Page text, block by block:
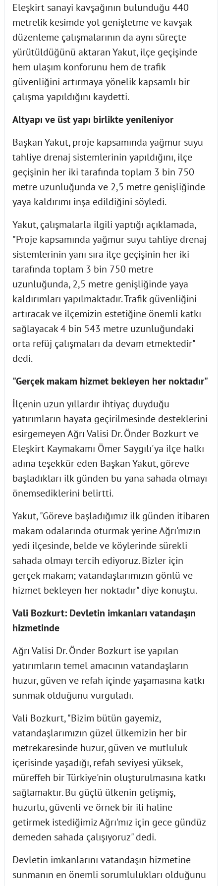
Eleşkirt sanayi kavşağının bulunduğu 440
metrelik kesimde yol genişletme ve kavşak
düzenleme çalışmalarının da aynı süreçte
yürütüldüğünü aktaran Yakut, ilçe geçişinde
hem ulaşım konforunu hem de trafik
güvenliğini artırmaya yönelik kapsamlı bir
çalışma yapıldığını kaydetti.
Altyapı ve üst yapı birlikte yenileniyor
Başkan Yakut, proje kapsamında yağmur suyu
tahliye drenaj sistemlerinin yapıldığını, ilçe
geçişinin her iki tarafında toplam 3 bin 750
metre uzunluğunda ve 2,5 metre genişliğinde
yaya kaldırımı inşa edildiğini söyledi.
Yakut, çalışmalarla ilgili yaptığı açıklamada,
"Proje kapsamında yağmur suyu tahliye drenaj
sistemlerinin yanı sıra ilçe geçişinin her iki
tarafında toplam 3 bin 750 metre
uzunluğunda, 2,5 metre genişliğinde yaya
kaldırımları yapılmaktadır. Trafik güvenliğini
artıracak ve ilçemizin estetiğine önemli katkı
sağlayacak 4 bin 543 metre uzunluğundaki
orta refüj çalışmaları da devam etmektedir"
dedi.
"Gerçek makam hizmet bekleyen her noktadır"
İlçenin uzun yıllardır ihtiyaç duyduğu
yatırımların hayata geçirilmesinde desteklerini
esirgemeyen Ağrı Valisi Dr. Önder Bozkurt ve
Eleşkirt Kaymakamı Ömer Saygılı'ya ilçe halkı
adına teşekkür eden Başkan Yakut, göreve
başladıkları ilk günden bu yana sahada olmayı
önemsediklerini belirtti.
Yakut, "Göreve başladığımız ilk günden itibaren
makam odalarında oturmak yerine Ağrı'mızın
yedi ilçesinde, belde ve köylerinde sürekli
sahada olmayı tercih ediyoruz. Bizler için
gerçek makam; vatandaşlarımızın gönlü ve
hizmet bekleyen her noktadır" diye konuştu.
Vali Bozkurt: Devletin imkanları vatandaşın
hizmetinde
Ağrı Valisi Dr. Önder Bozkurt ise yapılan
yatırımların temel amacının vatandaşların
huzur, güven ve refah içinde yaşamasına katkı
sunmak olduğunu vurguladı.
Vali Bozkurt, "Bizim bütün gayemiz,
vatandaşlarımızın güzel ülkemizin her bir
metrekaresinde huzur, güven ve mutluluk
içerisinde yaşadığı, refah seviyesi yüksek,
müreffeh bir Türkiye'nin oluşturulmasına katkı
sağlamaktır. Bu güçlü ülkenin gelişmiş,
huzurlu, güvenli ve örnek bir ili haline
getirmek istediğimiz Ağrı'mız için gece gündüz
demeden sahada çalışıyoruz" dedi.
Devletin imkanlarını vatandaşın hizmetine
sunmanın en önemli sorumlulukları olduğunu